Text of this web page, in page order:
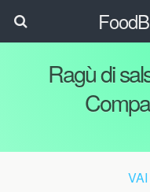
Ragù di